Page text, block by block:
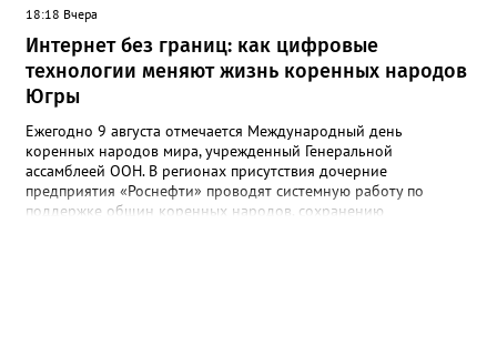
18:18 Вчера
Интернет без границ: как цифровые
технологии меняют жизнь коренных народов
Югры
Ежегодно 9 августа отмечается Международный день
коренных народов мира, учрежденный Генеральной
ассамблеей ООН. В регионах присутствия дочерние
предприятия «Роснефти» проводят системную работу по
поддержке общин коренных народов, сохранению